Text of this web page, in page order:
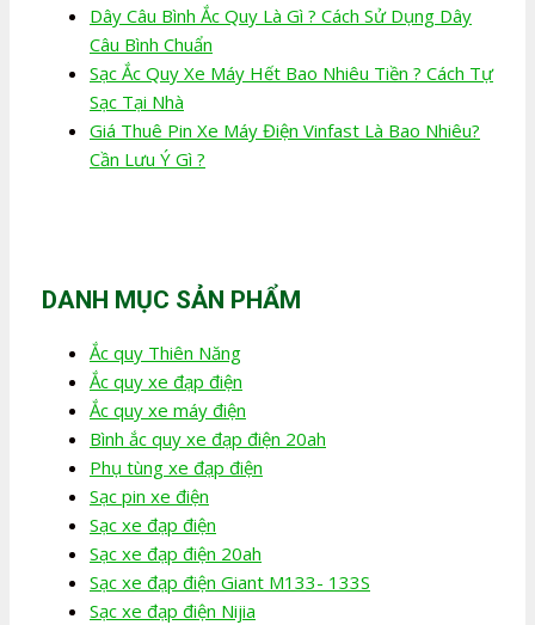
Dây Câu Bình Ắc Quy Là Gì ? Cách Sử Dụng Dây
Câu Bình Chuẩn
Sạc Ắc Quy Xe Máy Hết Bao Nhiêu Tiền ? Cách Tự
Sạc Tại Nhà
Giá Thuê Pin Xe Máy Điện Vinfast Là Bao Nhiêu?
Cần Lưu Ý Gì ?
DANH MỤC SẢN PHẨM
Ắc quy Thiên Năng
Ắc quy xe đạp điện
Ắc quy xe máy điện
Bình ắc quy xe đạp điện 20ah
Phụ tùng xe đạp điện
Sạc pin xe điện
Sạc xe đạp điện
Sạc xe đạp điện 20ah
Sạc xe đạp điện Giant M133- 133S
Sạc xe đạp điện Nijia